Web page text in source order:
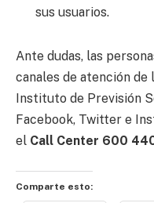
sus usuarios.
Ante dudas, las
canales de atención
Instituto de Previsión
Facebook, Twitter e
el Call Center 600
Comparte esto: